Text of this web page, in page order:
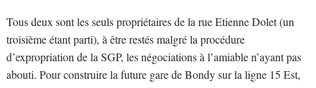
Tous deux sont les seuls propriétaires de la rue Etienne Dolet (un
troisième étant parti), à être restés malgré la procédure
d’expropriation de la SGP, les négociations à l’amiable n’ayant pas
abouti. Pour construire la future gare de Bondy sur la ligne 15 Est,